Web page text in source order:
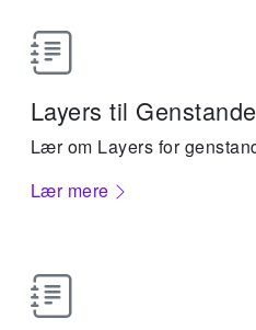
Layers til Genstande
Lær om Layers for
Lær mere